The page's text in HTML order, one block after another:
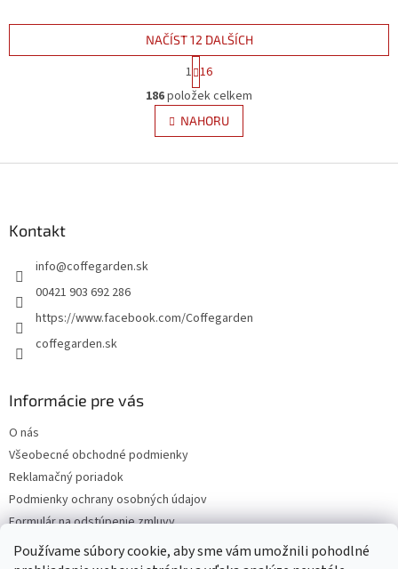
Používame súbory cookie, aby sme vám umožnili pohodlné
O
v
l
á
ý
NAČÍST 12 DALŠÍCH
S
t
r
á
n
k
v
1 16
186položek celkem
NAHORU
Kontakt
info@coffegarden.sk
00421 903 692 286
https://www.facebook.com/Coffegarden
coffegarden.sk
Informácie pre vás
O nás
Všeobecné obchodné podmienky
Reklamačný poriadok
Podmienky ochrany osobných údajov
Formulár na odstúpenie zmluvy
Reklamačný formulár